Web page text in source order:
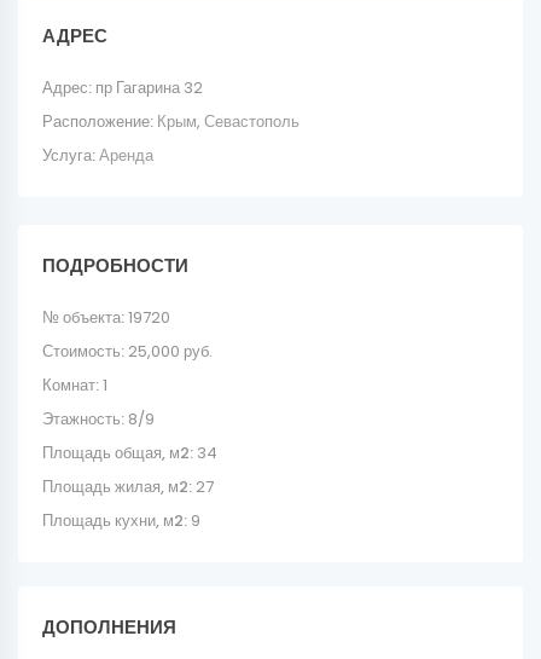
АДРЕС
Адрес: пр Гагарина 32
Расположение: Крым, Севастополь
Услуга:Аренда
ПОДРОБНОСТИ
№ объекта:19720
Стоимость: 25,000 руб.
Комнат:1
Этажность: 8/9
Площадь общая, м2: 34
Площадь жилая, м2: 27
Площадь кухни, м2: 9
ДОПОЛНЕНИЯ